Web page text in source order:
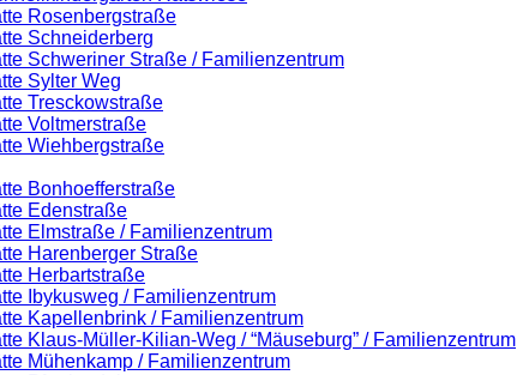
Rosenbergstraße
Schneiderberg
Schweriner Straße / Familienzentrum
Sylter Weg
Tresckowstraße
Voltmerstraße
Wiehbergstraße
Bonhoefferstraße
Edenstraße
Elmstraße / Familienzentrum
Harenberger Straße
Herbartstraße
Ibykusweg / Familienzentrum
Kapellenbrink / Familienzentrum
Klaus-Müller-Kilian-Weg / “Mäuseburg” / Familienzentrum
Mühenkamp / Familienzentrum